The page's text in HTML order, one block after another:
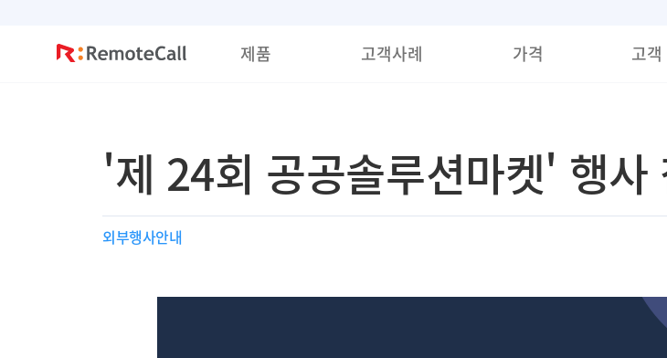
제품 고객사례 가격 고객
'제 24회 공공솔루션마켓' 행사
외부행사안내